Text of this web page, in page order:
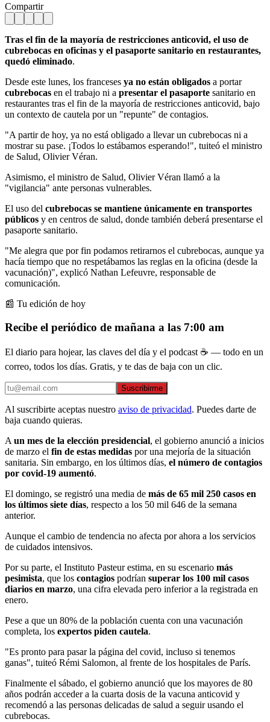
Compartir
Tras el fin de la mayoría de restricciones anticovid, el uso de
cubrebocas en oficinas y el pasaporte sanitario en restaurantes,
quedó eliminado.
Desde este lunes, los franceses ya no están obligados a portar
cubrebocas en el trabajo ni a presentar el pasaporte sanitario en
restaurantes tras el fin de la mayoría de restricciones anticovid, bajo
un contexto de cautela por un "repunte" de contagios.
"A partir de hoy, ya no está obligado a llevar un cubrebocas ni a
mostrar su pase. ¡Todos lo estábamos esperando!", tuiteó el ministro
de Salud, Olivier Véran.
Asimismo, el ministro de Salud, Olivier Véran llamó a la
"vigilancia" ante personas vulnerables.
El uso del cubrebocas se mantiene únicamente en transportes
públicos y en centros de salud, donde también deberá presentarse el
pasaporte sanitario.
"Me alegra que por fin podamos retirarnos el cubrebocas, aunque ya
hacía tiempo que no respetábamos las reglas en la oficina (desde la
vacunación)", explicó Nathan Lefeuvre, responsable de
comunicación.
📰 Tu edición de hoy
Recibe el periódico de mañana a las 7:00 am
El diario para hojear, las claves del día y el podcast ☕ — todo en un
correo, todos los días. Gratis, y te das de baja con un clic.
Suscribirme
Al suscribirte aceptas nuestro aviso de privacidad. Puedes darte de
baja cuando quieras.
A un mes de la elección presidencial, el gobierno anunció a inicios
de marzo el fin de estas medidas por una mejoría de la situación
sanitaria. Sin embargo, en los últimos días, el número de contagios
por covid-19 aumentó.
El domingo, se registró una media de más de 65 mil 250 casos en
los últimos siete días, respecto a los 50 mil 646 de la semana
anterior.
Aunque el cambio de tendencia no afecta por ahora a los servicios
de cuidados intensivos.
Por su parte, el Instituto Pasteur estima, en su escenario más
pesimista, que los contagios podrían superar los 100 mil casos
diarios en marzo, una cifra elevada pero inferior a la registrada en
enero.
Pese a que un 80% de la población cuenta con una vacunación
completa, los expertos piden cautela.
"Es pronto para pasar la página del covid, incluso si tenemos
ganas", tuiteó Rémi Salomon, al frente de los hospitales de París.
Finalmente el sábado, el gobierno anunció que los mayores de 80
años podrán acceder a la cuarta dosis de la vacuna anticovid y
recomendó a las personas delicadas de salud a seguir usando el
cubrebocas.